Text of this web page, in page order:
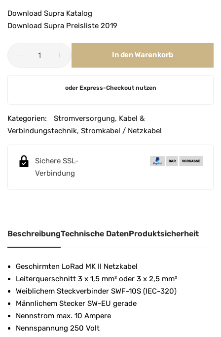
Download Supra Katalog
Download Supra Preisliste 2019
In den Warenkorb
e
r
oder Express-Checkout nutzen
Kategorien: Stromversorgung, Kabel &
Verbindungstechnik, Stromkabel / Netzkabel
Sichere SSL-
Verbindung
BeschreibungTechnische DatenProduktsicherheit
Geschirmten LoRad MK II Netzkabel
Leiterquerschnitt 3 x 1,5 mm² oder 3 x 2,5 mm²
Weiblichem Steckverbinder SWF-10S (IEC-320)
Männlichem Stecker SW-EU gerade
Nennstrom max. 10 Ampere
Nennspannung 250 Volt